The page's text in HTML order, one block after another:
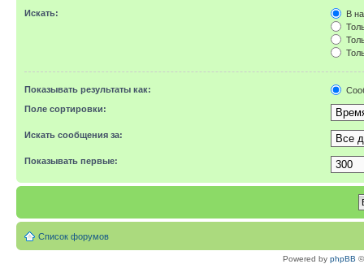
Искать:
В
Показывать результаты как:
Поле сортировки:
Искать сообщения за:
Показывать первые:
Список форумов
Powered by phpBB